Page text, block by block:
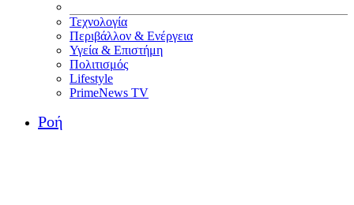
Τεχνολογία
Περιβάλλον & Ενέργεια
Υγεία & Επιστήμη
Πολιτισμός
Lifestyle
PrimeNews TV
Ροή